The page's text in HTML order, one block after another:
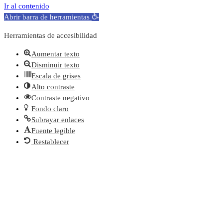
Ir al contenido
Abrir barra de herramientas
Herramientas de accesibilidad
Aumentar texto
Disminuir texto
Escala de grises
Alto contraste
Contraste negativo
Fondo claro
Subrayar enlaces
Fuente legible
Restablecer